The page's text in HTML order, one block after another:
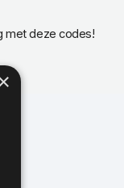
met deze codes!